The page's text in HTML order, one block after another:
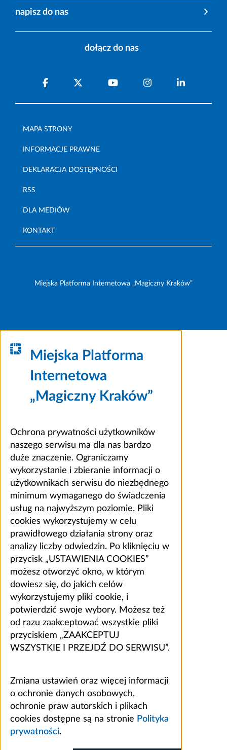
napisz do nas
dołącz do nas
MAPA STRONY
INFORMACJE PRAWNE
DEKLARACJA DOSTĘPNOŚCI
RSS
DLA MEDIÓW
KONTAKT
Miejska Platforma Internetowa „Magiczny Kraków”
Miejska Platforma
Internetowa
„Magiczny Kraków”
Ochrona prywatności użytkowników
naszego serwisu ma dla nas bardzo
duże znaczenie. Ograniczamy
wykorzystanie i zbieranie informacji o
użytkownikach serwisu do niezbędnego
minimum wymaganego do świadczenia
usług na najwyższym poziomie. Pliki
cookies wykorzystujemy w celu
prawidłowego działania strony oraz
analizy liczby odwiedzin. Po kliknięciu w
przycisk „USTAWIENIA COOKIES”
możesz otworzyć okno, w którym
dowiesz się, do jakich celów
wykorzystujemy pliki cookie, i
potwierdzić swoje wybory. Możesz też
od razu zaakceptować wszystkie pliki
przyciskiem „ZAAKCEPTUJ
WSZYSTKIE I PRZEJDŹ DO SERWISU”.
Zmiana ustawień oraz więcej informacji
o ochronie danych osobowych,
ochronie praw autorskich i plikach
cookies dostępne są na stronie Polityka
prywatności.